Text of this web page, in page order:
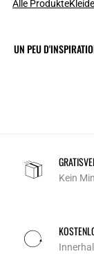
Alle Produkte
UN PEU
Kein